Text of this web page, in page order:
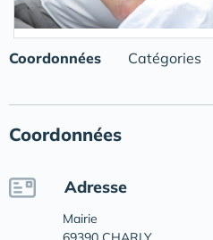
Coordonnées Catégories
Coordonnées
Adresse
Mairie